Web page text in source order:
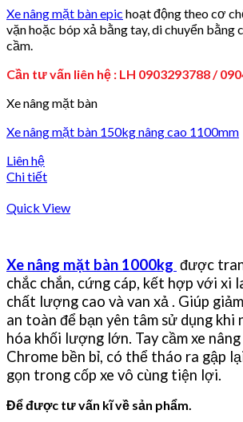
Xe nâng mặt bàn epic hoạt động theo cơ
vặn hoặc bóp xả bằng tay, di chuyển bằng
cầm.
Cần tư vấn liên hệ : LH 0903293788 /
Xe nâng mặt bàn
Xe nâng mặt bàn 150kg nâng cao 1100mm
Liên hệ
Chi tiết
Quick View
Xe nâng mặt bàn 1000kg được
chắc chắn, cứng cáp, kết hợp với xi
chất lượng cao và van xả . Giúp
an toàn để bạn yên tâm sử dụng khi
hóa khối lượng lớn. Tay cầm xe
Chrome bền bỉ, có thể tháo ra gập
gọn trong cốp xe vô cùng tiện lợi.
Để được tư vấn kĩ về sản phẩm.